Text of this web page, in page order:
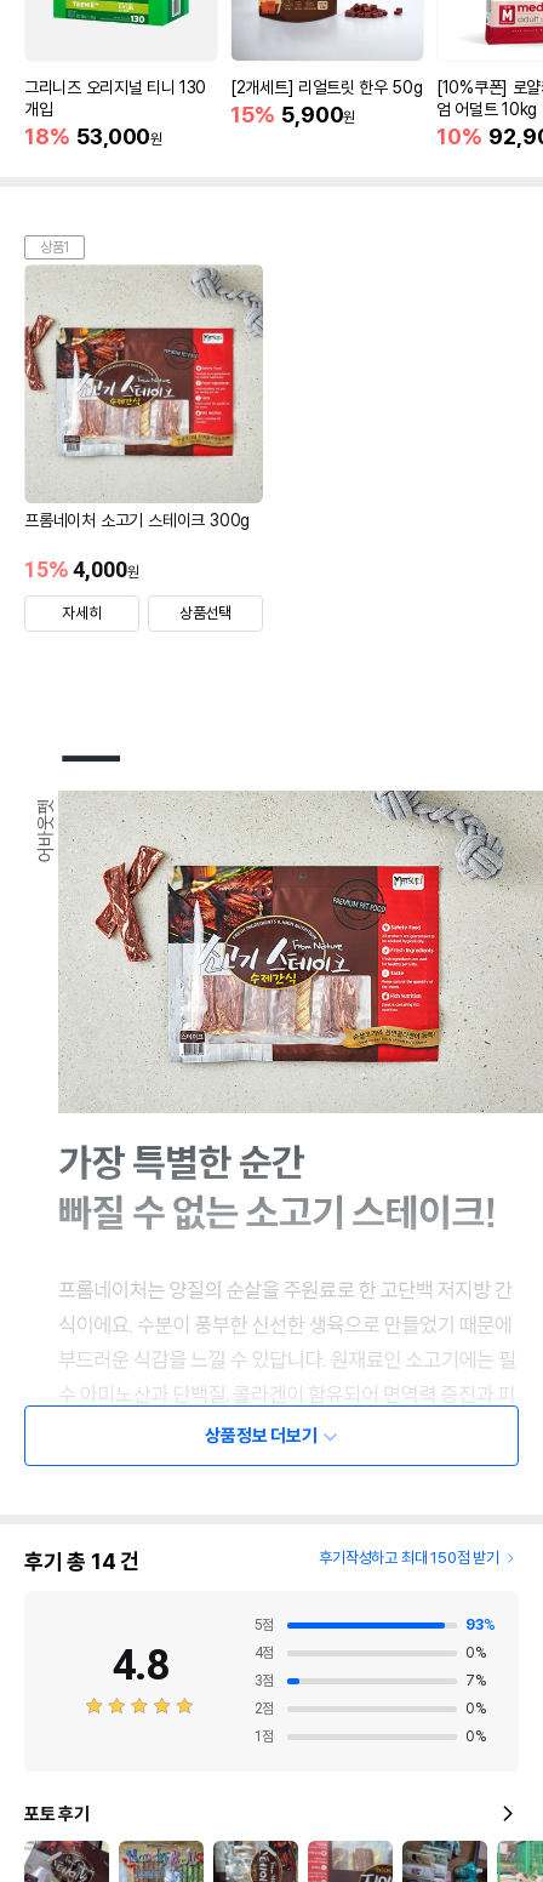
그리니즈 오리지널 티니 130
개입
18% 53,000원
[2개세트] 리얼트릿 한우 50g
15% 5,900원
[10%쿠폰] 로
엄 어덜트 10kg
증진
10%
상품1
프롬네이처 소고기 스테이크 300g
4,000원
15%
자세히 상품선택
상품정보 더보기
후기 총 14건 후기작성하고 최대 150점 받기
4.8
5점 93%
4점 0%
3점 7%
2점 0%
1 점 0%
포토 후기